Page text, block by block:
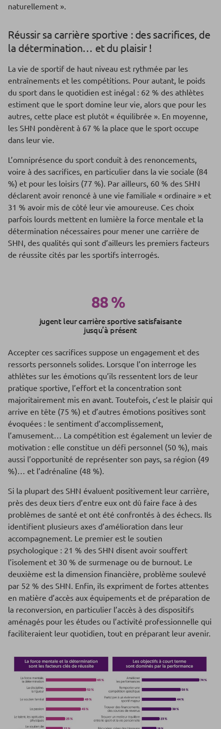
naturellement ».
Réussir sa carrière sportive : des sacrifices, de
la détermination… et du plaisir !
La vie de sportif de haut niveau est rythmée par les
entraînements et les compétitions. Pour autant, le poids
du sport dans le quotidien est inégal : 62 % des athlètes
estiment que le sport domine leur vie, alors que pour les
autres, cette place est plutôt « équilibrée ». En moyenne,
les SHN pondèrent à 67 % la place que le sport occupe
dans leur vie.
L’omniprésence du sport conduit à des renoncements,
voire à des sacrifices, en particulier dans la vie sociale (84
%) et pour les loisirs (77 %). Par ailleurs, 60 % des SHN
déclarent avoir renoncé à une vie familiale « ordinaire » et
31 % avoir mis de côté leur vie amoureuse. Ces choix
parfois lourds mettent en lumière la force mentale et la
détermination nécessaires pour mener une carrière de
SHN, des qualités qui sont d’ailleurs les premiers facteurs
de réussite cités par les sportifs interrogés.
88 %
jugent leur carrière sportive satisfaisante
jusqu’à présent
Accepter ces sacrifices suppose un engagement et des
ressorts personnels solides. Lorsque l’on interroge les
athlètes sur les émotions qu’ils ressentent lors de leur
pratique sportive, l’effort et la concentration sont
majoritairement mis en avant. Toutefois, c’est le plaisir qui
arrive en tête (75 %) et d’autres émotions positives sont
évoquées : le sentiment d’accomplissement,
l’amusement… La compétition est également un levier de
motivation : elle constitue un défi personnel (50 %), mais
aussi l’opportunité de représenter son pays, sa région (49
%)… et l’adrénaline (48 %).
Si la plupart des SHN évaluent positivement leur carrière,
près des deux tiers d’entre eux ont dû faire face à des
problèmes de santé et ont été confrontés à des échecs. Ils
identifient plusieurs axes d’amélioration dans leur
accompagnement. Le premier est le soutien
psychologique : 21 % des SHN disent avoir souffert
l’isolement et 30 % de surmenage ou de burnout. Le
deuxième est la dimension financière, problème soulevé
par 52 % des SHN. Enfin, ils expriment de fortes attentes
en matière d’accès aux équipements et de préparation de
la reconversion, en particulier l’accès à des dispositifs
aménagés pour les études ou l’activité professionnelle qui
faciliteraient leur quotidien, tout en préparant leur avenir.